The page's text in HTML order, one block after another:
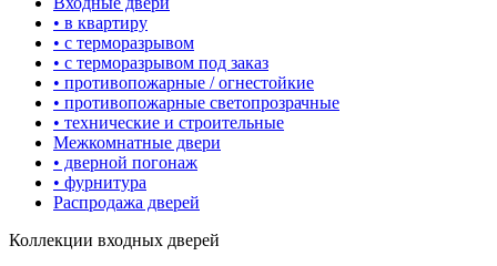
• в квартиру
• с терморазрывом
• с терморазрывом под заказ
• противопожарные / огнестойкие
• противопожарные светопрозрачные
• технические и строительные
Межкомнатные двери
• дверной погонаж
• фурнитура
Распродажа дверей
Коллекции входных дверей